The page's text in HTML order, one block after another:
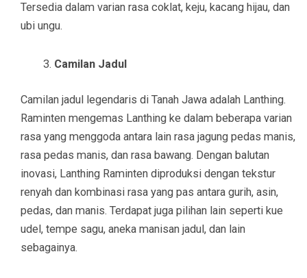
Tersedia dalam varian rasa coklat, keju, kacang hijau, dan
ubi ungu.
Camilan Jadul
Camilan jadul legendaris di Tanah Jawa adalah Lanthing.
Raminten mengemas Lanthing ke dalam beberapa varian
rasa yang menggoda antara lain rasa jagung pedas manis,
rasa pedas manis, dan rasa bawang. Dengan balutan
inovasi, Lanthing Raminten diproduksi dengan tekstur
renyah dan kombinasi rasa yang pas antara gurih, asin,
pedas, dan manis. Terdapat juga pilihan lain seperti kue
udel, tempe sagu, aneka manisan jadul, dan lain
sebagainya.